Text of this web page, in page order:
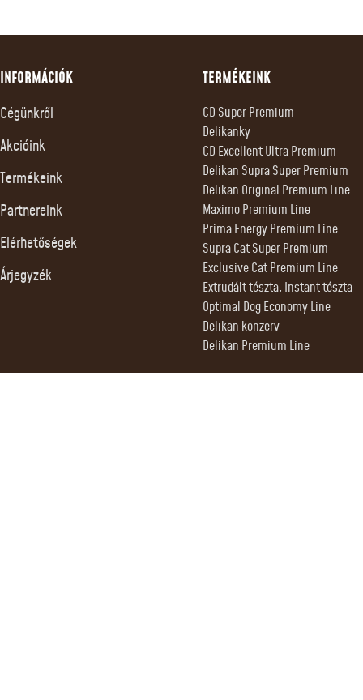
INFORMÁCIÓK
Cégünkről
Akcióink
Termékeink
Partnereink
Elérhetőségek
Árjegyzék
TERMÉKEINK
CD Super Premium
Delikanky
CD Excellent Ultra Premium
Delikan Supra Super Premium
Delikan Original Premium Line
Maximo Premium Line
Prima Energy Premium Line
Supra Cat Super Premium
Exclusive Cat Premium Line
Extrudált tészta, Instant tészta
Optimal Dog Economy Line
Delikan konzerv
Delikan Premium Line